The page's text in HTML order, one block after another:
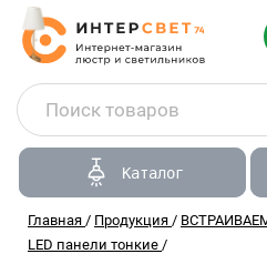
Каталог
Главная / Продукция /
LED панели тонкие /